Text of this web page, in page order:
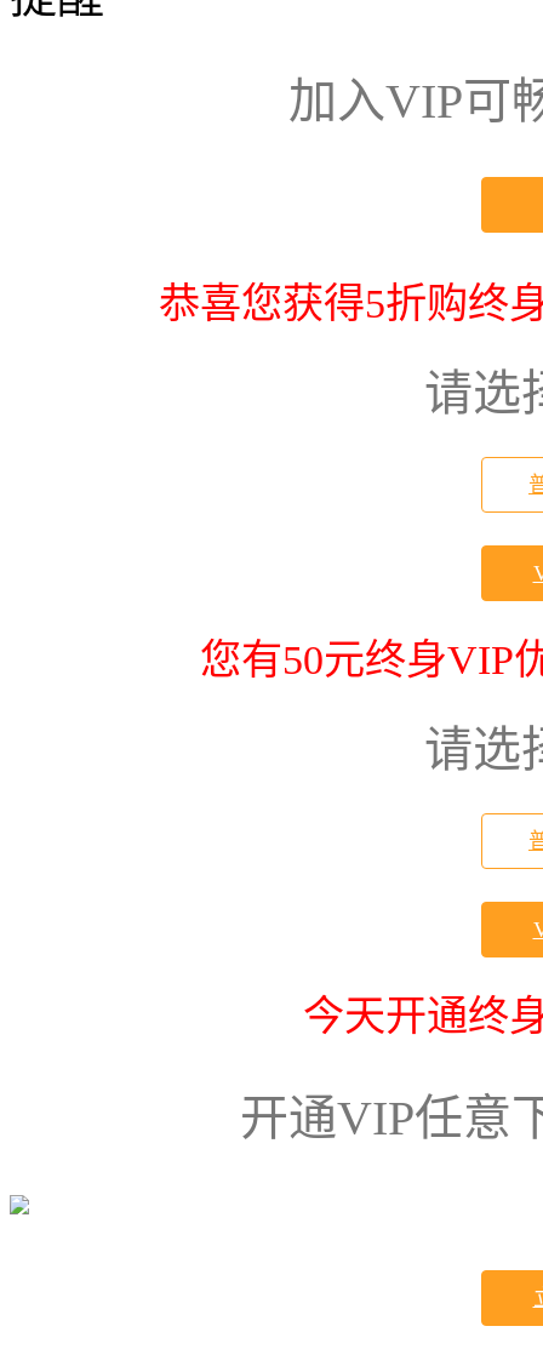
加入VIP可
恭喜您获得5折购终
请选
您有50元终身VIP
请选
今天开通终
开通VIP任意